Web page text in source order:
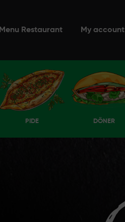
Menu Restaurant My account
PIDE DÖNER